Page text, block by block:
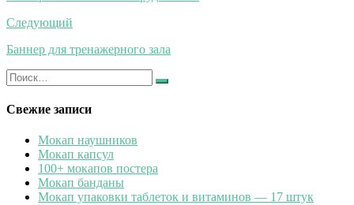
записям
Следующий
Баннер для тренажерного зала
Искать:
Найти
Свежие записи
Мокап наушников
Мокап капсул
100+ мокапов постера
Мокап банданы
Мокап упаковки таблеток и витаминов — 17 штук